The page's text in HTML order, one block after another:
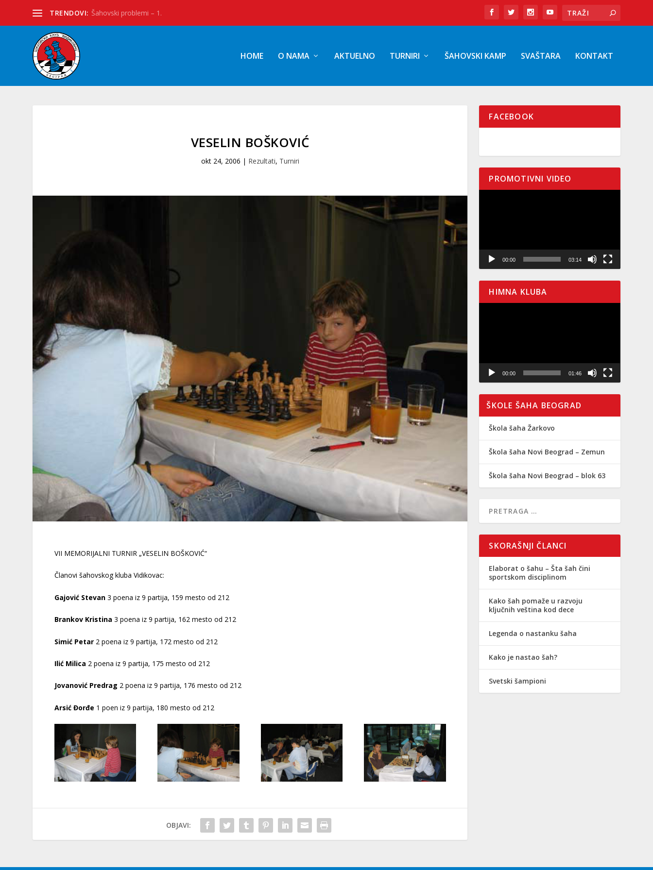
TRENDOVI: Šahovski problemi – 1.
HOME O NAMA AKTUELNO TURNIRI ŠAHOVSKI KAMP SVAŠTARA KONTAKT
VESELIN BOŠKOVIĆ
okt 24, 2006 | Rezultati, Turniri
VII MEMORIJALNI TURNIR „VESELIN BOŠKOVIĆ“
Članovi šahovskog kluba Vidikovac:
Gajović Stevan3 poena iz 9 partija, 159 mesto od 212
Brankov Kristina 3 poena iz 9 partija, 162 mesto od 212
Simić Petar2 poena iz 9 partija, 172 mesto od 212
Ilić Milica 2 poena iz 9 partija, 175 mesto od 212
Jovanović Predrag 2 poena iz 9 partija, 176 mesto od 212
Arsić Đorđe 1 poen iz 9 partija, 180 mesto od 212
OBJAVI:
FACEBOOK
PROMOTIVNI VIDEO
00:00 03:14
HIMNA KLUBA
00:00 01:46
ŠKOLE ŠAHA BEOGRAD
Škola šaha Žarkovo
Škola šaha Novi Beograd – Zemun
Škola šaha Novi Beograd – blok 63
SKORAŠNJI ČLANCI
Elaborat o šahu – Šta šah čini
sportskom disciplinom
Kako šah pomaže u razvoju
ključnih veština kod dece
Legenda o nastanku šaha
Kako je nastao šah?
Svetski šampioni